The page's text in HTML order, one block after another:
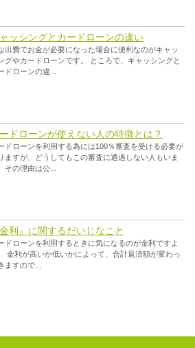
ッシングとカードローンの違い
出費でお金が必要になった場合に便利なのがキャッ
グやカードローンです。 ところで、キャッシングと
ドローンの違...
ドローンが使えない人の特徴とは？
ドローンを利用する為には100％審査を受ける必要が
ますが、どうしてもこの審査に通過しない人もいま
その理由は公...
金利』に関するだいじなこと
ドローンを利用するときに気になるのが金利ですよ
金利が高いか低いかによって、合計返済額が変わっ
ますので...